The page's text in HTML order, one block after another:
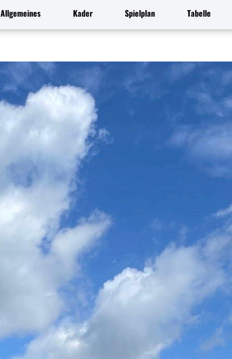
Allgemeines Kader Spielplan Tabelle